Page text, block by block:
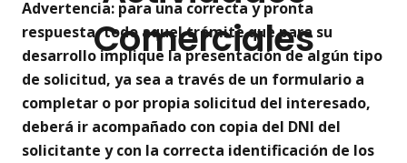
Comerciales
Advertencia: para una correcta y pronta
respuesta, todo aquel trámite que para su
desarrollo implique la presentación de algún tipo
de solicitud, ya sea a través de un formulario a
completar o por propia solicitud del interesado,
deberá ir acompañado con copia del DNI del
solicitante y con la correcta identificación de los